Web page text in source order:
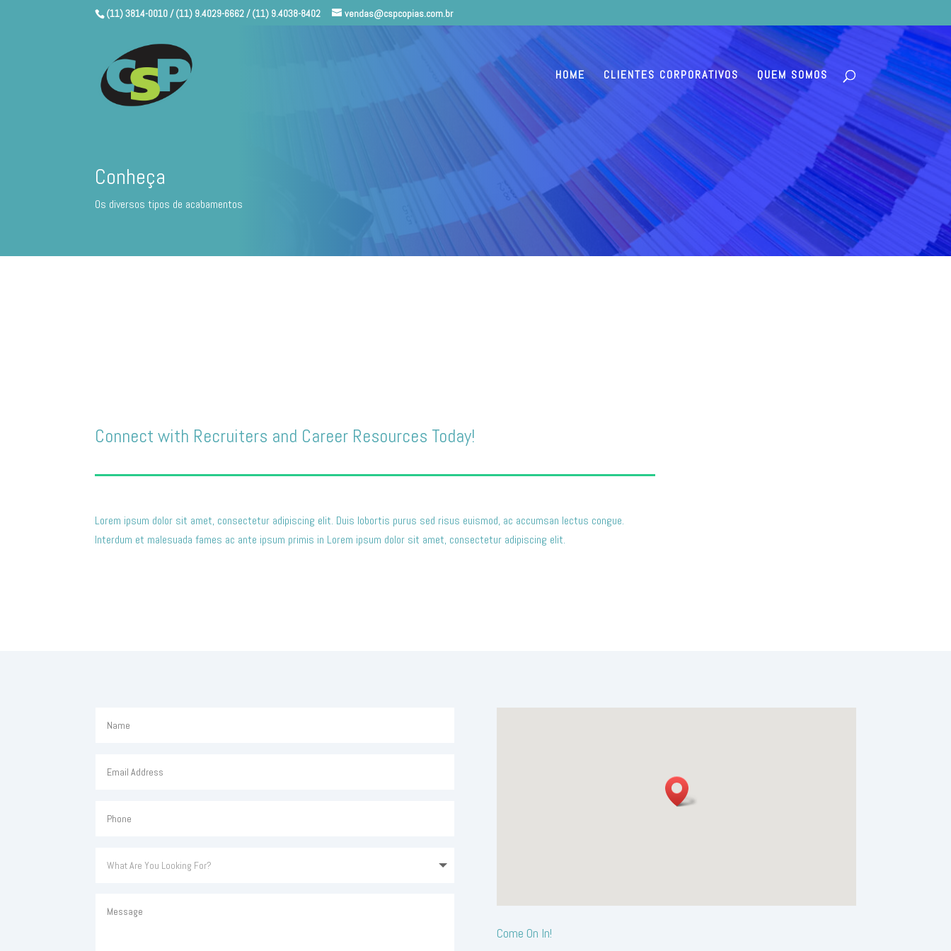
(11) 3814-0010 / (11) 9.4029-6662 / (11) 9.4038-8402 vendas@cspcopias.com.br
HOME CLIENTES CORPORATIVOS QUEM SOMOS
Conheça
Os diversos tipos de acabamentos
Connect with Recruiters and Career Resources Today!
Lorem ipsum dolor sit amet, consectetur adipiscing elit. Duis lobortis purus sed risus euismod, ac accumsan lectus congue.
Interdum et malesuada fames ac ante ipsum primis in Lorem ipsum dolor sit amet, consectetur adipiscing elit.
Come On In!